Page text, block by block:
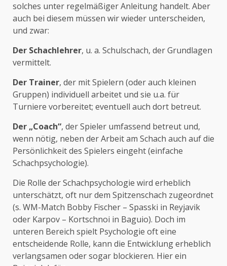
solches unter regelmäßiger Anleitung handelt. Aber
auch bei diesem müssen wir wieder unterscheiden,
und zwar:
Der Schachlehrer, u. a. Schulschach, der Grundlagen
vermittelt.
Der Trainer, der mit Spielern (oder auch kleinen
Gruppen) individuell arbeitet und sie u.a. für
Turniere vorbereitet; eventuell auch dort betreut.
Der „Coach“, der Spieler umfassend betreut und,
wenn nötig, neben der Arbeit am Schach auch auf die
Persönlichkeit des Spielers eingeht (einfache
Schachpsychologie).
Die Rolle der Schachpsychologie wird erheblich
unterschätzt, oft nur dem Spitzenschach zugeordnet
(s. WM-Match Bobby Fischer – Spasski in Reyjavik
oder Karpov – Kortschnoi in Baguio). Doch im
unteren Bereich spielt Psychologie oft eine
entscheidende Rolle, kann die Entwicklung erheblich
verlangsamen oder sogar blockieren. Hier ein